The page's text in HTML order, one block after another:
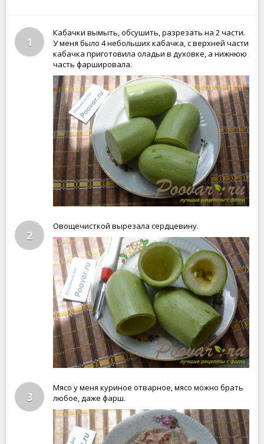
1
Кабачки вымыть, обсушить, разрезать на 2 части.
У меня было 4 небольших кабачка, с верхней части
кабачка приготовила оладьи в духовке, а нижнюю
часть фаршировала.
2
Овощечисткой вырезала сердцевину.
3
Мясо у меня куриное отварное, мясо можно брать
любое, даже фарш.